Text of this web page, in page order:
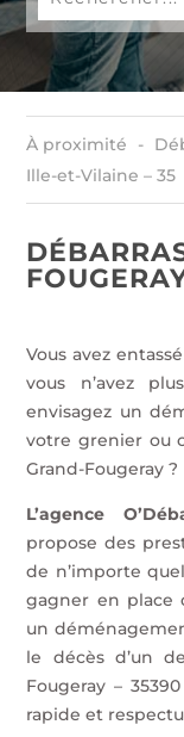
À proximité
Ille-et-Vilaine – 35
Vous avez entassé
vous n’avez
envisagez un
votre grenier ou
Grand-Fougeray ?
L’agence
propose des
de n’importe
gagner en place
un
le décès d’un
Fougeray –
rapide et